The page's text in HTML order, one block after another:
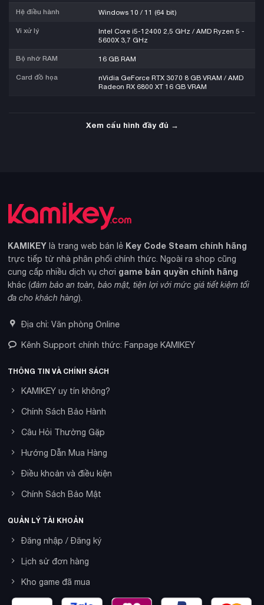
Hệ điều hành Windows 10 / 11 (64 bit)
Vi xử lý
Intel Core i5-12400 2,5 GHz / AMD Ryzen 5 -
5600X 3,7 GHz
Bộ nhớ RAM 16 GB RAM
Card đồ họa
nVidia GeForce RTX 3070 8 GB VRAM / AMD
Radeon RX 6800 XT 16 GB VRAM
Xem cấu hình đầy đủ →
KAMIKEY là trang web bán lẻ Key Code Steam chính hãng
trực tiếp từ nhà phân phối chính thức. Ngoài ra shop cũng
cung cấp nhiều dịch vụ chơi game bản quyền chính hãng
khác (đảm bảo an toàn, bảo mật, tiện lợi với mức giá tiết kiệm tối
đa cho khách hàng).
Địa chỉ: Văn phòng Online
Kênh Support chính thức: Fanpage KAMIKEY
THÔNG TIN VÀ CHÍNH SÁCH
KAMIKEY uy tín không?
Chính Sách Bảo Hành
Câu Hỏi Thường Gặp
Hướng Dẫn Mua Hàng
Điều khoản và điều kiện
Chính Sách Bảo Mật
QUẢN LÝ TÀI KHOẢN
Đăng nhập / Đăng ký
Lịch sử đơn hàng
Kho game đã mua